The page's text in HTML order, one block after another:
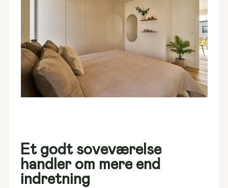
Et godt soveværelse
handler om mere end
indretning